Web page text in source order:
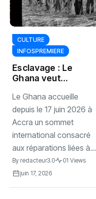
CULTURE
INFOSPREMIERE
Esclavage : Le
Ghana veut
revendications en
actions
Le Ghana accueille
depuis le 17 juin 2026 à
Accra un sommet
international consacré
aux réparations liées à...
By redacteur3.0
01 Views
juin 17, 2026